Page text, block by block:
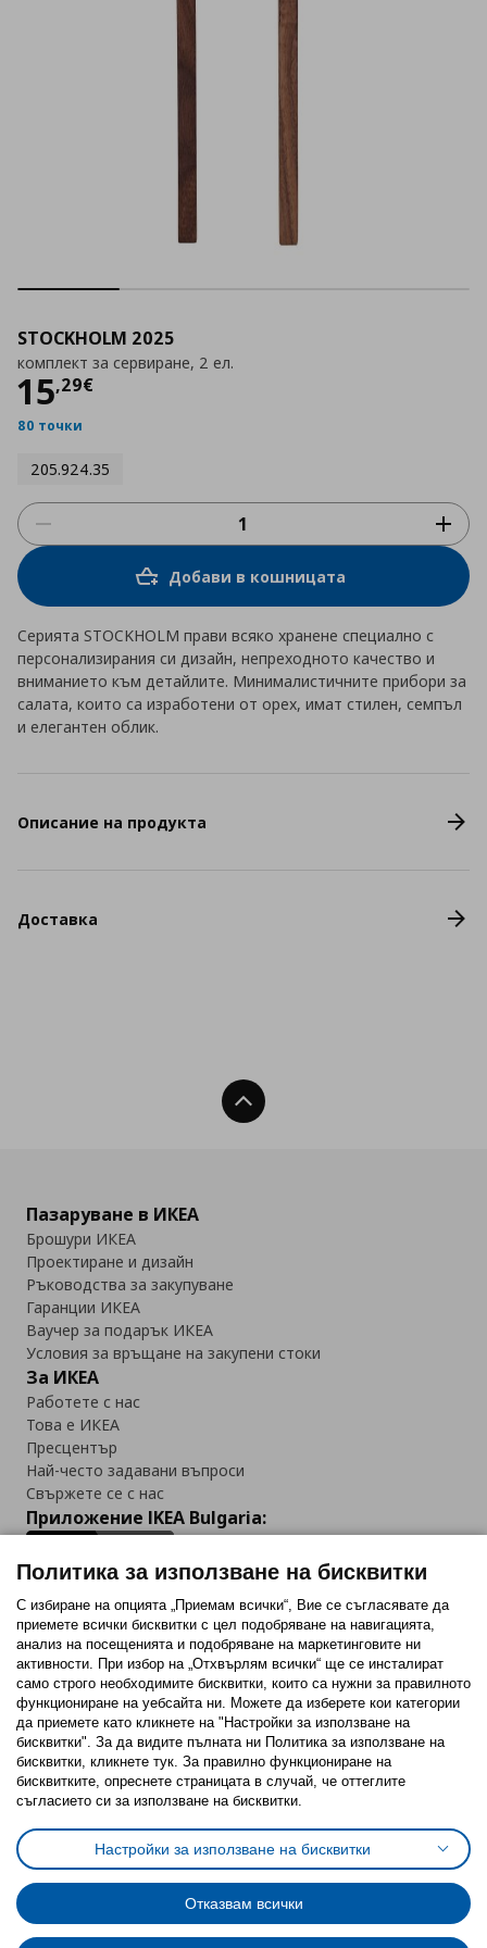
STOCKHOLM 2025
комплект за сервиране, 2 ел.
15,29€
Цена
80 точки
205.924.35
Добави в кошницата
Серията STOCKHOLM прави всяко хранене специално с
персонализирания си дизайн, непреходното качество и
вниманието към детайлите. Минималистичните прибори за
салата, които са изработени от орех, имат стилен, семпъл
и елегантен облик.
Описание на продукта
Доставка
Нагоре
Пазаруване в ИКЕА
Брошури ИКЕА
Проектиране и дизайн
Ръководства за закупуване
Гаранции ИКЕА
Ваучер за подарък ИКЕА
Условия за връщане на закупени стоки
За ИКЕА
Работете с нас
Това е ИКЕА
Пресцентър
Най-често задавани въпроси
Свържете се с нас
Приложение IKEA Bulgaria:
Последвайте ни:
FacebookTwitterYoutubePinterestInstagram
Политика за използване на бисквитки (Cookies)
Избор на настройки за използване на бисквитки
Условия за ползване на ikea.bgОбща политика за личните данни
Политика за защита на личните данни на ikea.bg
Общи условия на програма IKEA Family
Политика за защита на лични данни на програма IKEA Family
Политика за използване на бисквитки
С избиране на опцията „Приемам всички“, Вие се съгласявате да
приемете всички бисквитки с цел подобряване на навигацията,
анализ на посещенията и подобряване на маркетинговите ни
активности. При избор на „Отхвърлям всички“ ще се инсталират
само строго необходимитe бисквитки, които са нужни за правилното
функциониране на уебсайта ни. Можете да изберете кои категории
да приемете като кликнете на "Настройки за използване на
бисквитки". За да видите пълната ни Политика за използване на
бисквитки, кликнете тук. За правилно функциониране на
бисквитките, опреснете страницата в случай, че оттеглите
съгласието си за използване на бисквитки.
Настройки за използване на бисквитки
Отказвам всички